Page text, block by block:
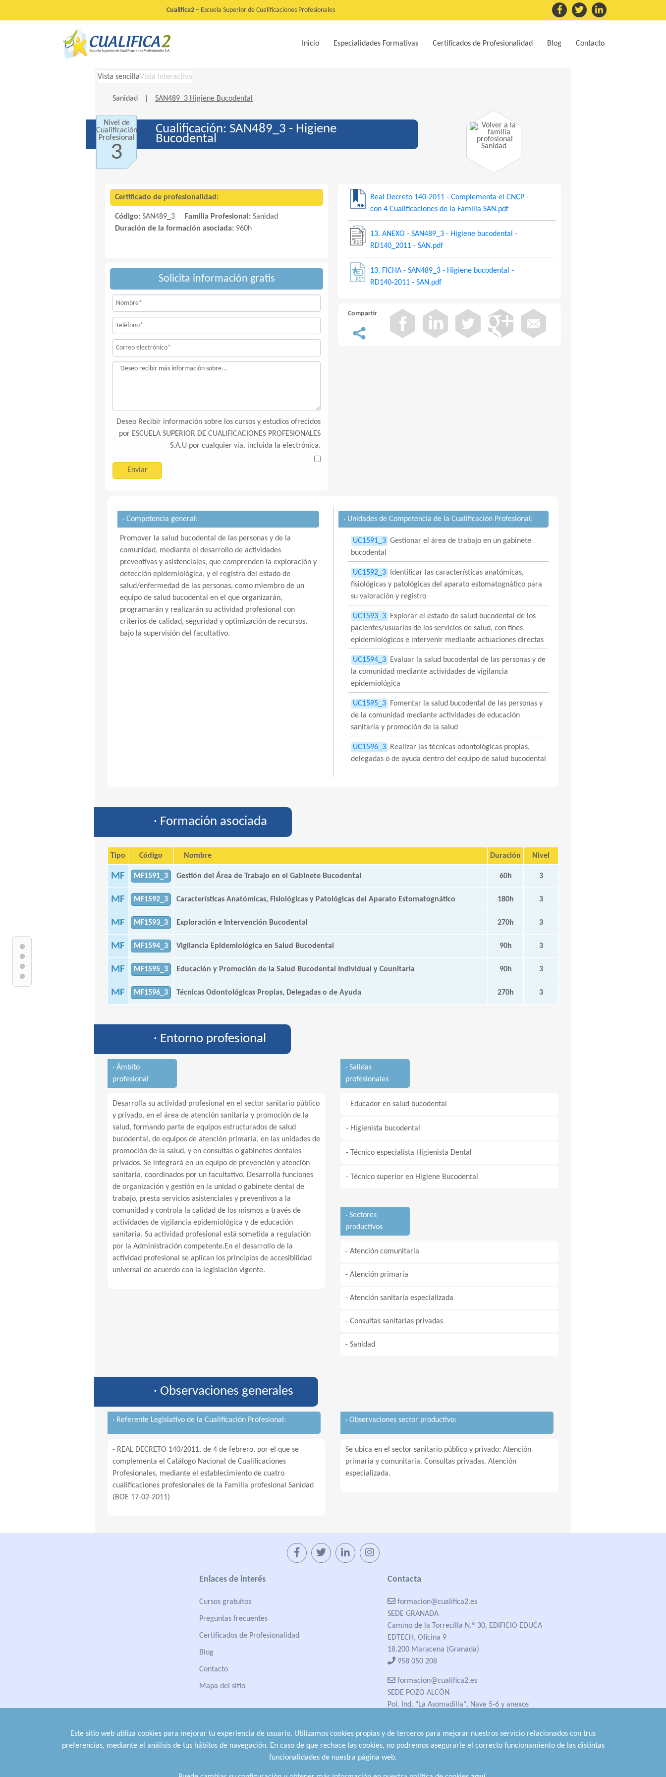
Cualifica2 – Escuela Superior de Cualificaciones Profesionales
Inicio Especialidades Formativas Certificados de Profesionalidad Blog Contacto
Vista sencillaVista Interactiva
Sanidad SAN489_3 Higiene Bucodental
Nivel de
Cualificación
Profesional
3
Cualificación: SAN489_3 - Higiene
Bucodental
Sanidad
Certificado de profesionalidad:
Código: SAN489_3 Familia Profesional: Sanidad
Duración de la formación asociada: 960h
Solicita información gratis
Deseo Recibir información sobre los cursos y estudios ofrecidos
por ESCUELA SUPERIOR DE CUALIFICACIONES PROFESIONALES
S.A.U por cualquier vía, incluida la electrónica.
Real Decreto 140-2011 - Complementa el CNCP -
con 4 Cualificaciones de la Familia SAN.pdf
13. ANEXO - SAN489_3 - Higiene bucodental -
RD140_2011 - SAN.pdf
13. FICHA - SAN489_3 - Higiene bucodental -
RD140-2011 - SAN.pdf
Compartir
· Competencia general:
Promover la salud bucodental de las personas y de la
comunidad, mediante el desarrollo de actividades
preventivas y asistenciales, que comprenden la exploración y
detección epidemiológica, y el registro del estado de
salud/enfermedad de las personas, como miembro de un
equipo de salud bucodental en el que organizarán,
programarán y realizarán su actividad profesional con
criterios de calidad, seguridad y optimización de recursos,
bajo la supervisión del facultativo.
· Unidades de Competencia de la Cualificación Profesional:
UC1591_3 Gestionar el área de trabajo en un gabinete
bucodental
UC1592_3
Identificar las características anatómicas,
fisiológicas y patológicas del aparato estomatognático para
su valoración y registro
UC1593_3
Explorar el estado de salud bucodental de los
pacientes/usuarios de los servicios de salud, con fines
epidemiológicos e intervenir mediante actuaciones directas
UC1594_3
Evaluar la salud bucodental de las personas y de
la comunidad mediante actividades de vigilancia
epidemiológica
UC1595_3
Fomentar la salud bucodental de las personas y
de la comunidad mediante actividades de educación
sanitaria y promoción de la salud
UC1596_3
Realizar las técnicas odontológicas propias,
delegadas o de ayuda dentro del equipo de salud bucodental
· Formación asociada
Tipo Código Nombre Duración Nivel
MF MF1591_3 Gestión del Área de Trabajo en el Gabinete Bucodental 60h 3
MF MF1592_3 Características Anatómicas, Fisiológicas y Patológicas del Aparato Estomatognático 180h 3
MF MF1593_3 Exploración e Intervención Bucodental 270h 3
MF MF1594_3 Vigilancia Epidemiológica en Salud Bucodental 90h 3
MF MF1595_3 Educación y Promoción de la Salud Bucodental Individual y Counitaria 90h 3
MF MF1596_3 Técnicas Odontológicas Propias, Delegadas o de Ayuda 270h 3
· Entorno profesional
· Ámbito
profesional
Desarrolla su actividad profesional en el sector sanitario público
y privado, en el área de atención sanitaria y promoción de la
salud, formando parte de equipos estructurados de salud
bucodental, de equipos de atención primaria, en las unidades de
promoción de la salud, y en consultas o gabinetes dentales
privados. Se integrará en un equipo de prevención y atención
sanitaria, coordinados por un facultativo. Desarrolla funciones
de organización y gestión en la unidad o gabinete dental de
trabajo, presta servicios asistenciales y preventivos a la
comunidad y controla la calidad de los mismos a través de
actividades de vigilancia epidemiológica y de educación
sanitaria. Su actividad profesional está sometida a regulación
por la Administración competente.En el desarrollo de la
actividad profesional se aplican los principios de accesibilidad
universal de acuerdo con la legislación vigente.
· Salidas
profesionales
- Educador en salud bucodental
- Higienista bucodental
- Técnico especialista Higienista Dental
- Técnico superior en Higiene Bucodental
· Sectores
productivos
- Atención comunitaria
- Atención primaria
- Atención sanitaria especializada
- Consultas sanitarias privadas
- Sanidad
· Observaciones generales
· Referente Legislativo de la Cualificación Profesional:
- REAL DECRETO 140/2011, de 4 de febrero, por el que se
complementa el Catálogo Nacional de Cualificaciones
Profesionales, mediante el establecimiento de cuatro
cualificaciones profesionales de la Familia profesional Sanidad
(BOE 17-02-2011)
· Observaciones sector productivo:
Se ubica en el sector sanitario público y privado: Atención
primaria y comunitaria. Consultas privadas. Atención
especializada.
Enlaces de interés
Cursos gratuitos
Preguntas frecuentes
Certificados de Profesionalidad
Blog
Contacto
Mapa del sitio
Contacta
formacion@cualifica2.es
SEDE GRANADA
Camino de la Torrecilla N.º 30, EDIFICIO EDUCA
EDTECH, Oficina 9
18.200 Maracena (Granada)
958 050 208
formacion@cualifica2.es
SEDE POZO ALCÓN
Pol. Ind. "La Asomadilla", Nave 5-6 y anexos
Este sitio web utiliza cookies para mejorar tu experiencia de usuario. Utilizamos cookies propias y de terceros para mejorar nuestros servicio relacionados con trus
preferencias, mediante el análisis de tus hábitos de navegación. En caso de que rechace las cookies, no podremos asegurarle el correcto funcionamiento de las distintas
funcionalidades de nuestra página web.